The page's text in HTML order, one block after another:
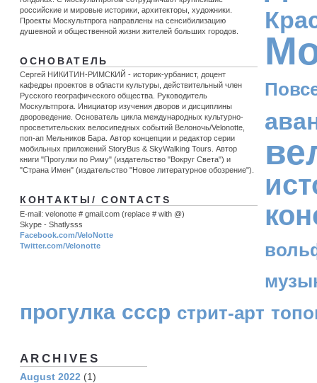
российские и мировые историки, архитекторы, художники.
Проекты Москультпрога направлены на сенсибилизацию
душевной и общественной жизни жителей больших городов.
ОСНОВАТЕЛЬ
Сергей НИКИТИН-РИМСКИЙ - историк-урбанист, доцент
кафедры проектов в области культуры, действительный член
Русского географического общества. Руководитель
Москультпрога. Инициатор изучения дворов и дисциплины
двороведение. Основатель цикла международных культурно-
просветительских велосипедных событий Велоночь/Velonotte,
поп-ап Мельников Бара. Автор концепции и редактор серии
мобильных приложений StoryBus & SkyWalking Tours. Автор
книги "Прогулки по Риму" (издательство "Вокруг Света") и
"Страна Имен" (издательство "Новое литературное обозрение").
КОНТАКТЫ/ CONTACTS
E-mail: velonotte # gmail.com (replace # with @)
Skype - Shatlysss
Facebook.com/VeloNotte
Twitter.com/Velonotte
прогулка ссср стрит-арт
ARCHIVES
August 2022 (1)